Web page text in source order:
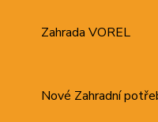
Zahrada VOREL
Nové Zahradní